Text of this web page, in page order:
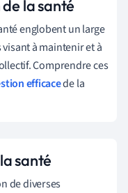
la santé
englobent un large
à maintenir et à
Comprendre ces
efficacede la
santé
de diverses